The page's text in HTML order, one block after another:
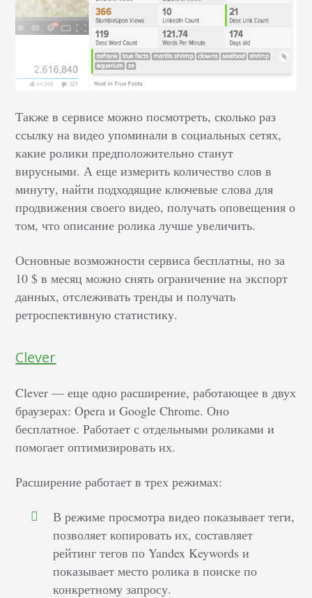
Также в сервисе можно посмотреть, сколько раз
ссылку на видео упоминали в социальных сетях,
какие ролики предположительно станут
вирусными. А еще измерить количество слов в
минуту, найти подходящие ключевые слова для
продвижения своего видео, получать оповещения о
том, что описание ролика лучше увеличить.
Основные возможности сервиса бесплатны, но за
10 $ в месяц можно снять ограничение на экспорт
данных, отслеживать тренды и получать
ретроспективную статистику.
Clever
Clever — еще одно расширение, работающее в двух
браузерах: Opera и Google Chrome. Оно
бесплатное. Работает с отдельными роликами и
помогает оптимизировать их.
Расширение работает в трех режимах:
В режиме просмотра видео показывает теги,
позволяет копировать их, составляет
рейтинг тегов по Yandex Keywords и
показывает место ролика в поиске по
конкретному запросу.